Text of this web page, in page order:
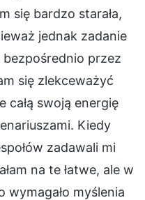
się bardzo starała,
jednak zadanie
przez
się zlekceważyć
całą swoją energię
Kiedy
zadawali mi
na te łatwe, ale w
myślenia